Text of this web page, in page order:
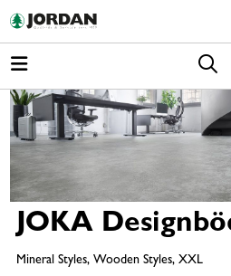
JOKA
Mineral Styles, Wooden Styles, XXL